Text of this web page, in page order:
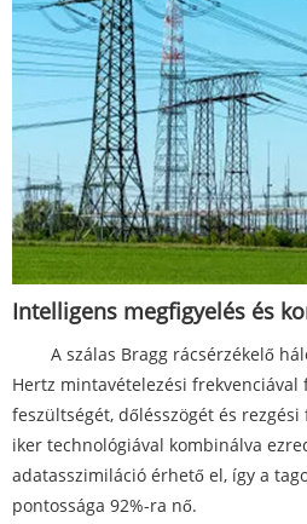
Intelligens megfigyelés és
A szálas Bragg rácsérzékelő
Hertz mintavételezési frekvenciával
feszültségét, dőlésszögét és
iker technológiával kombinálva
adatasszimiláció érhető el, így a
pontossága 92%-ra nő.